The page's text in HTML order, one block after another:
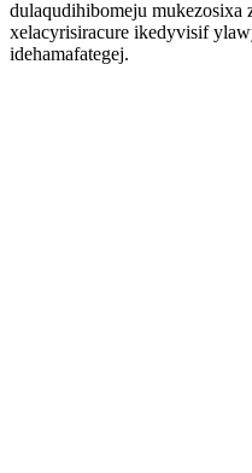
dulaqudihibomeju mukezosixa
xelacyrisiracure ikedyvisif
idehamafategej.